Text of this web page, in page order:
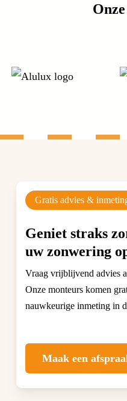
Gratis advies &
Geniet straks
uw zonwering
Vraag vrijblijvend advies
Onze monteurs komen
nauwkeurige inmeting in
Maak een